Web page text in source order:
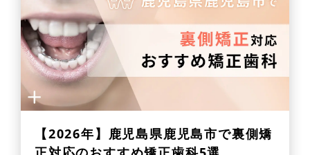
【2026年】 鹿児島県鹿児島市で裏側矯